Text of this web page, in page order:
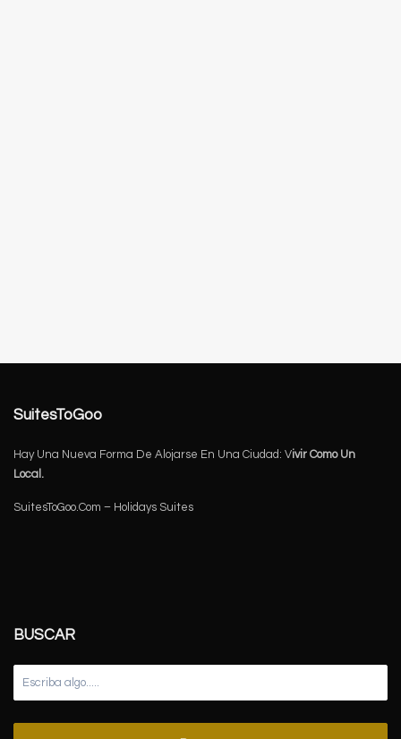
SuitesToGoo
Hay Una Nueva Forma De Alojarse En Una Ciudad: Vivir Como Un
Local.
SuitesToGoo.Com – Holidays Suites
BUSCAR